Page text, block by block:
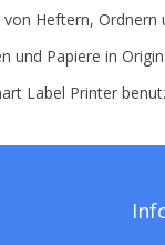
Heftern, Ordnern
und Papiere in
Label Printer